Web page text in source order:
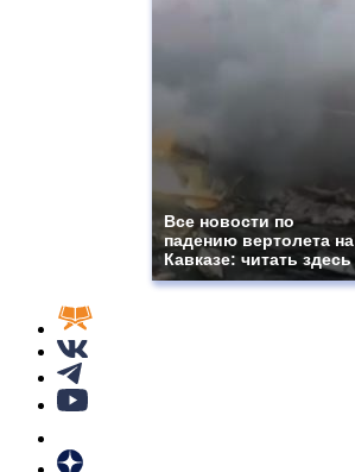
Все новости по
падению вертолета на
Кавказе: читать здесь